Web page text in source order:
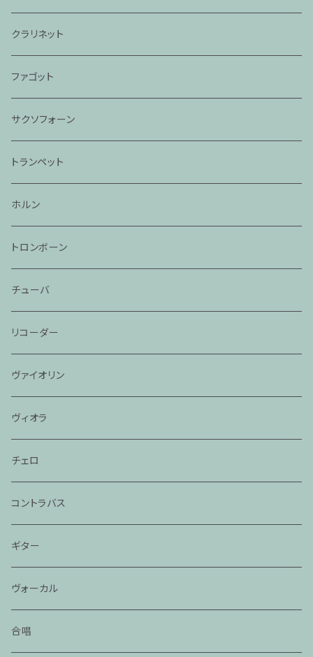
クラリネット
ファゴット
サクソフォーン
トランペット
ホルン
トロンボーン
チューバ
リコーダー
ヴァイオリン
ヴィオラ
チェロ
コントラバス
ギター
ヴォーカル
合唱